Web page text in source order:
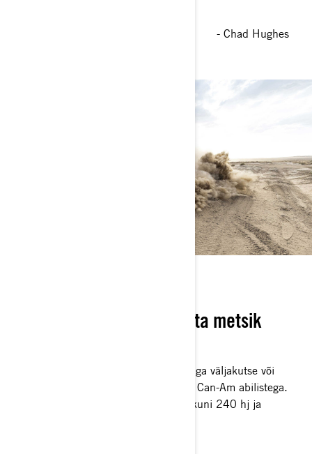
- Chad Hughes
Koge tõelist jõudu ja valluta metsik
Kivid, pori või luited? Saage hakkama iga väljakutse või
maastikuga, mis teie teele satub, meie Can-Am abilistega.
Rotaxi mootoritega Maverick R pakub kuni 240 hj ja